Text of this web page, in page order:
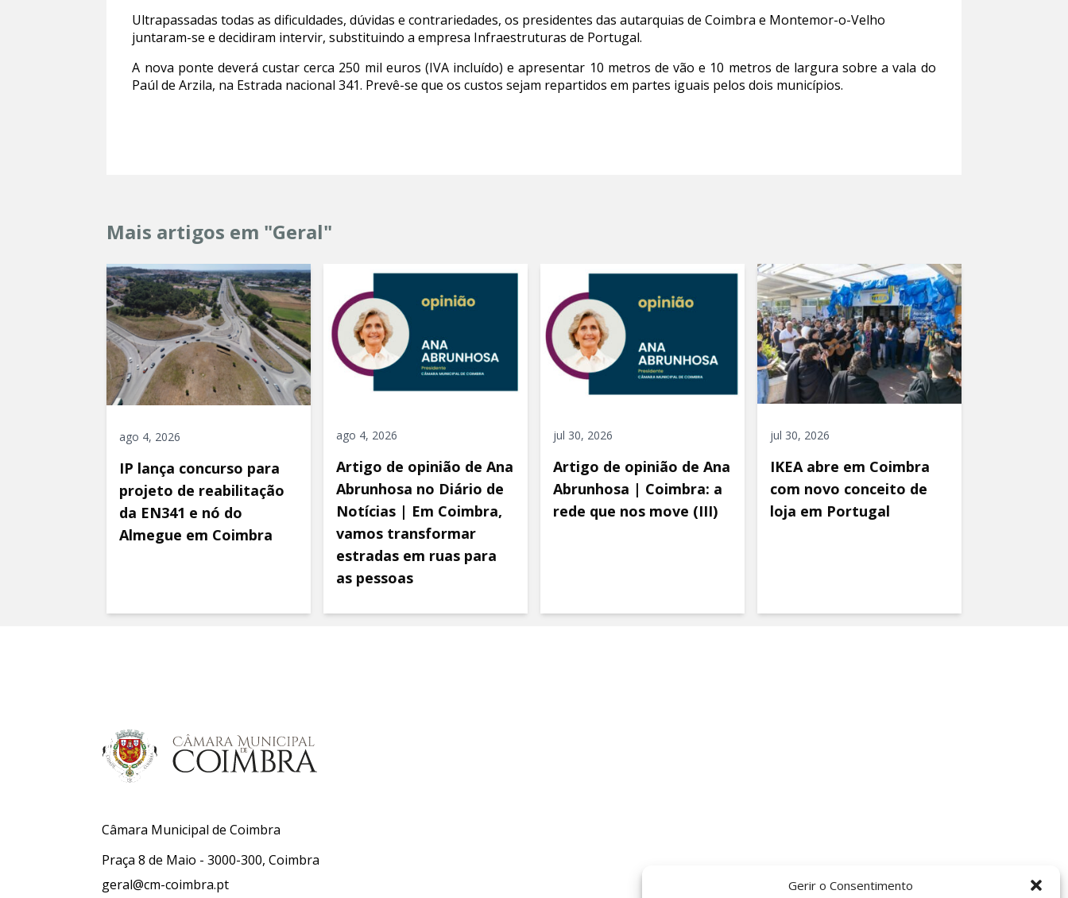
Gerir o Consentimento
Ultrapassadas todas as dificuldades, dúvidas e contrariedades, os presidentes das autarquias de Coimbra e Montemor-o-Velho
juntaram-se e decidiram intervir, substituindo a empresa Infraestruturas de Portugal.
A nova ponte deverá custar cerca 250 mil euros (IVA incluído) e apresentar 10 metros de vão e 10 metros de largura sobre a vala do
Paúl de Arzila, na Estrada nacional 341. Prevê-se que os custos sejam repartidos em partes iguais pelos dois municípios.
Mais artigos em "Geral"
ago 4, 2026
IP lança concurso para
projeto de reabilitação
da EN341 e nó do
Almegue em Coimbra
ago 4, 2026
Artigo de opinião de Ana
Abrunhosa no Diário de
Notícias | Em Coimbra,
vamos transformar
estradas em ruas para
as pessoas
jul 30, 2026
Artigo de opinião de Ana
Abrunhosa | Coimbra: a
rede que nos move (III)
jul 30, 2026
IKEA abre em Coimbra
com novo conceito de
loja em Portugal
Câmara Municipal de Coimbra
Praça 8 de Maio - 3000-300, Coimbra
geral@cm-coimbra.pt